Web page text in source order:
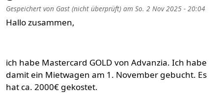
Gespeichert von Gast (nicht überprüft) am So. 2 Nov 2025 - 20:04
Hallo zusammen,
ich habe Mastercard GOLD von Advanzia. Ich habe
damit ein Mietwagen am 1. November gebucht. Es
hat ca. 2000€ gekostet.